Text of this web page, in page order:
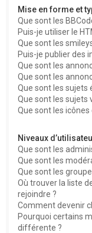
Mise en forme et
Que sont les
Puis-je utiliser le
Que sont les
Puis-je publier des
Que sont les
Que sont les
Que sont les sujets
Que sont les sujets
Que sont les icônes
Niveaux
Que sont les
Que sont les
Que sont les
Où trouver la liste
rejoindre ?
Comment devenir
Pourquoi certains
différente ?